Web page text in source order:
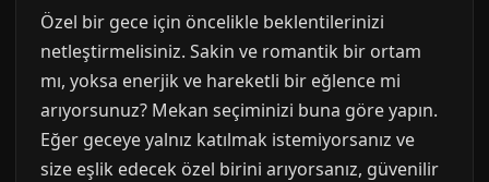
Özel bir gece için öncelikle beklentilerinizi
netleştirmelisiniz. Sakin ve romantik bir ortam
mı, yoksa enerjik ve hareketli bir eğlence mi
arıyorsunuz? Mekan seçiminizi buna göre yapın.
Eğer geceye yalnız katılmak istemiyorsanız ve
size eşlik edecek özel birini arıyorsanız, güvenilir